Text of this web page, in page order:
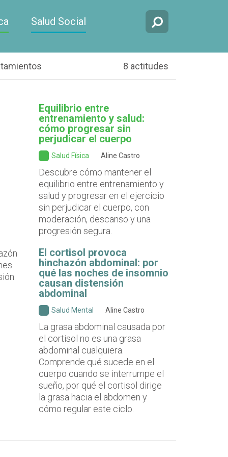
Salud Social
8 actitudes
Equilibrio entre
entrenamiento y salud:
cómo progresar sin
perjudicar el cuerpo
Salud Física Aline Castro
Descubre cómo mantener el
equilibrio entre entrenamiento y
salud y progresar en el ejercicio
sin perjudicar el cuerpo, con
moderación, descanso y una
progresión segura.
El cortisol provoca
hinchazón abdominal: por
qué las noches de insomnio
causan distensión
abdominal
Salud Mental Aline Castro
La grasa abdominal causada por
el cortisol no es una grasa
abdominal cualquiera.
Comprende qué sucede en el
cuerpo cuando se interrumpe el
sueño, por qué el cortisol dirige
la grasa hacia el abdomen y
cómo regular este ciclo.